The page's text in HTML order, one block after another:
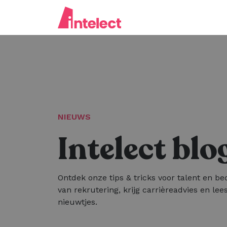
NIEUWS
Intelect
Ontdek onze tips & tricks voor talent en
van rekrutering, krijg carrièreadvies en
nieuwtjes.